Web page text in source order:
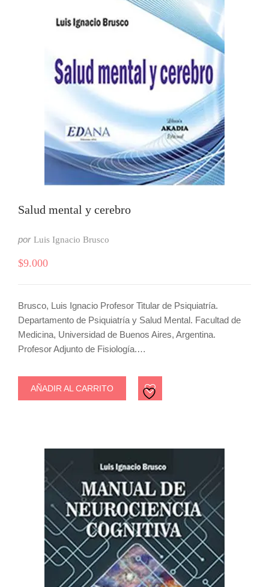
Salud mental y cerebro
por Luis Ignacio Brusco
$9.000
Brusco, Luis Ignacio Profesor Titular de Psiquiatría.
Departamento de Psiquiatría y Salud Mental. Facultad de
Medicina, Universidad de Buenos Aires, Argentina.
Profesor Adjunto de Fisiología.…
AÑADIR AL CARRITO